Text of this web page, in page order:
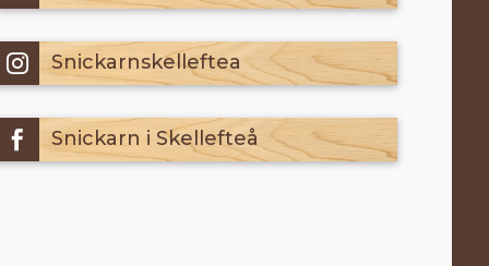
 Snickarnskelleftea
 Snickarn i Skellefteå